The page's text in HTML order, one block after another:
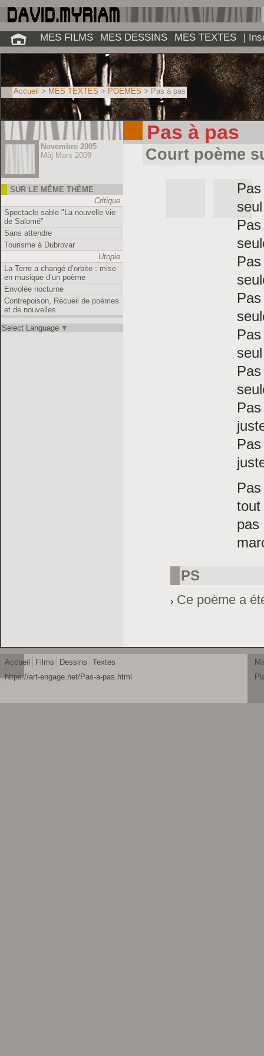
Novembre 2005
Màj Mars 2009
SUR LE MÊME THÈME
Critique
Spectacle sable "La nouvelle vie
de Salomé"
Sans attendre
Tourisme à Dubrovar
Utopie
La Terre a changé d’orbite : mise
en musique d’un poème
Envolée nocturne
Contrepoison, Recueil de poèmes
et de nouvelles
Select Language ▼
Pas à pas
Court poème
Pas
Pas
Pas
Pas
tout
pas
PS
Ce poème a
Accueil > MES TEXTES > POÈMES > Pas à pas
Accueil Films Dessins
Textes
https://art-engage.net/Pas-a-pas.html
MES FILMS MES DESSINS MES TEXTES |